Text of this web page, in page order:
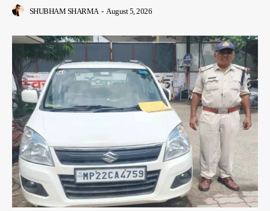
SHUBHAM SHARMA - August 5, 2026